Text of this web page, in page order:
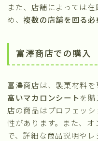
また、店舗によっては
め、複数の店舗を回る必
富澤商店での購入
富澤商店は、製菓材料を
高いマカロンシートを
店の商品はプロフェッ
性があります。また、
で、詳細な商品説明や